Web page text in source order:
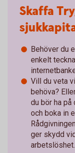
Skaffa
Behöver du
enkelt
Vill du veta
behöva?
du bör ha
och boka in
ger skydd
arbetslöshet.